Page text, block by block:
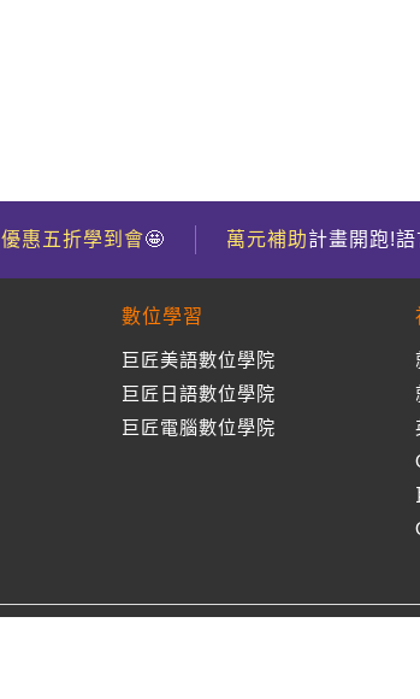
優惠五折學到會🤩 萬元補助計畫開跑!
數位學習
巨匠美語數位學院
巨匠日語數位學院
巨匠電腦數位學院